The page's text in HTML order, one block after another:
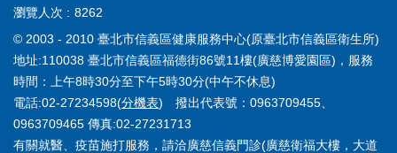
瀏覽人次
8262
© 2003 - 2010 臺北市信義區健康服務中心(原臺北市信義區衛生所)
地址:110038 臺北市信義區福德街86號11樓(廣慈博愛園區)，服務
時間：上午8時30分至下午5時30分(中午不休息)
電話:02-27234598(分機表) 撥出代表號：0963709455、
0963709465 傳真:02-27231713
有關就醫、疫苗施打服務，請洽廣慈信義門診(廣慈衛福大樓，大道